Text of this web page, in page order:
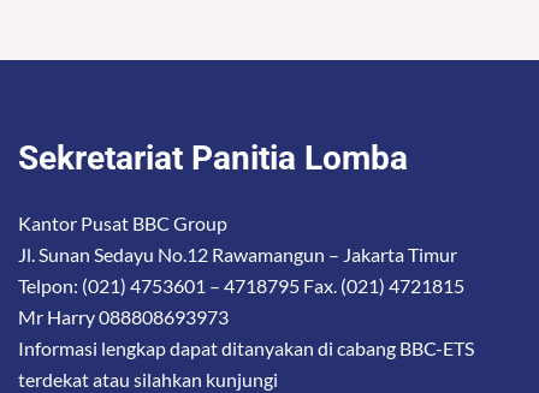
Sekretariat Panitia Lomba
Kantor Pusat BBC Group
Jl. Sunan Sedayu No.12 Rawamangun – Jakarta Timur
Telpon: (021) 4753601 – 4718795 Fax. (021) 4721815
Mr Harry 088808693973
Informasi lengkap dapat ditanyakan di cabang BBC-ETS
terdekat atau silahkan kunjungi